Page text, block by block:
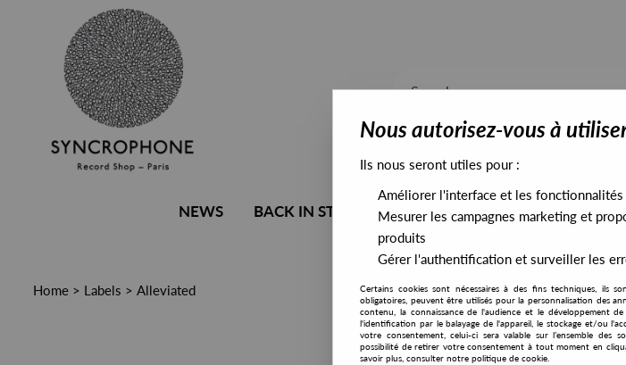
NEWS BACK IN STOCK ALL STOCK EXCLUSIVES
Home > Labels > Alleviated
Nous autorisez-vous à
Ils nous seront utiles pour :
Améliorer l'interface et les
Mesurer les campagnes marketing et
produits
Gérer l'authentification et surveiller les
Certains cookies sont nécessaires à des fins techniques, ils
obligatoires, peuvent être utilisés pour la personnalisation des
contenu, la connaissance de l'audience et le développement
l'identification par le balayage de l'appareil, le stockage et/ou
votre consentement, celui-ci sera valable sur l’ensemble des
possibilité de retirer votre consentement à tout moment en
savoir plus, consulter notre politique de cookie.